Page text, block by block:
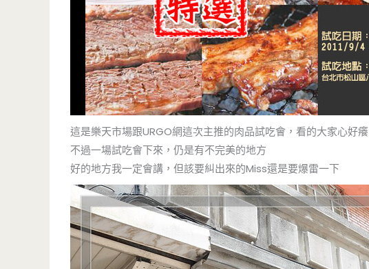
這是樂天市場跟URGO網這次主推的肉品試吃會，看的大家心好癢
不過一場試吃會下來，仍是有不完美的地方
好的地方我一定會講，但該要糾出來的Miss還是要爆雷一下